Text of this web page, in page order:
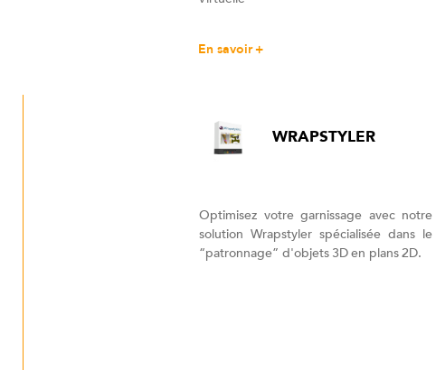
En savoir +
WRAPSTYLER
Optimisez votre garnissage avec notre
solution Wrapstyler spécialisée dans le
“patronnage” d'objets 3D en plans 2D.